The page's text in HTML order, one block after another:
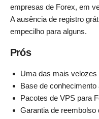
empresas de Forex, em
A ausência de registro
empecilho para alguns.
Prós
Uma das mais
Base de
Pacotes de VPS para
Garantia de reembolso